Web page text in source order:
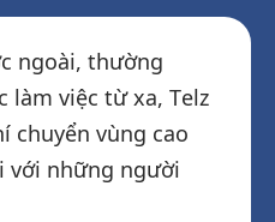
ngoài, thường
làm việc từ xa, Telz
chuyển vùng cao
với những người